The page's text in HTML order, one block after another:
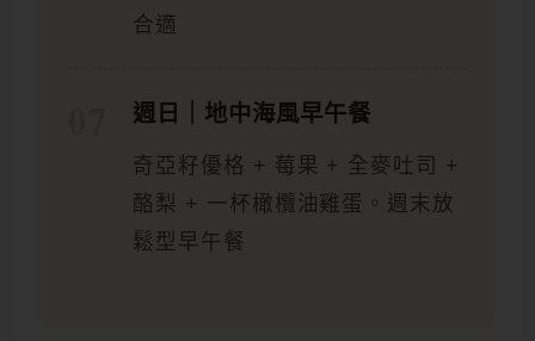
合適
週日｜地中海風早午餐
奇亞籽優格 + 莓果 + 全麥吐司 +
酪梨 + 一杯橄欖油雞蛋。週末放
鬆型早午餐